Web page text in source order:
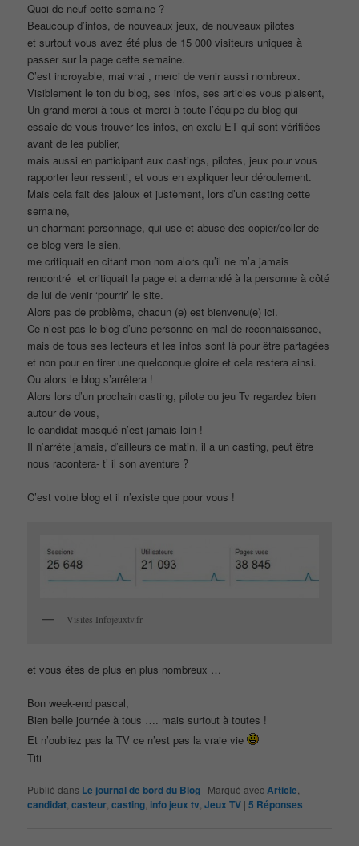
Quoi de neuf cette semaine ?
Beaucoup d’infos, de nouveaux jeux, de nouveaux pilotes
et surtout vous avez été plus de 15 000 visiteurs uniques à
passer sur la page cette semaine.
C’est incroyable, mai vrai , merci de venir aussi nombreux.
Visiblement le ton du blog, ses infos, ses articles vous plaisent,
Un grand merci à tous et merci à toute l’équipe du blog qui
essaie de vous trouver les infos, en exclu ET qui sont vérifiées
avant de les publier,
mais aussi en participant aux castings, pilotes, jeux pour vous
rapporter leur ressenti, et vous en expliquer leur déroulement.
Mais cela fait des jaloux et justement, lors d’un casting cette
semaine,
un charmant personnage, qui use et abuse des copier/coller de
ce blog vers le sien,
me critiquait en citant mon nom alors qu’il ne m’a jamais
rencontré et critiquait la page et a demandé à la personne à côté
de lui de venir ‘pourrir’ le site.
Alors pas de problème, chacun (e) est bienvenu(e) ici.
Ce n’est pas le blog d’une personne en mal de reconnaissance,
mais de tous ses lecteurs et les infos sont là pour être partagées
et non pour en tirer une quelconque gloire et cela restera ainsi.
Ou alors le blog s’arrêtera !
Alors lors d’un prochain casting, pilote ou jeu Tv regardez bien
autour de vous,
le candidat masqué n’est jamais loin !
Il n’arrête jamais, d’ailleurs ce matin, il a un casting, peut être
nous racontera- t’ il son aventure ?
C’est votre blog et il n’existe que pour vous !
Visites Infojeuxtv.fr
et vous êtes de plus en plus nombreux …
Bon week-end pascal,
Bien belle journée à tous …. mais surtout à toutes !
Et n’oubliez pas la TV ce n’est pas la vraie vie
Titi
Publié dans Le journal de bord du Blog | Marqué avecArticle
candidat ,casteur ,casting info jeux tv ,Jeux TV |5 Réponses